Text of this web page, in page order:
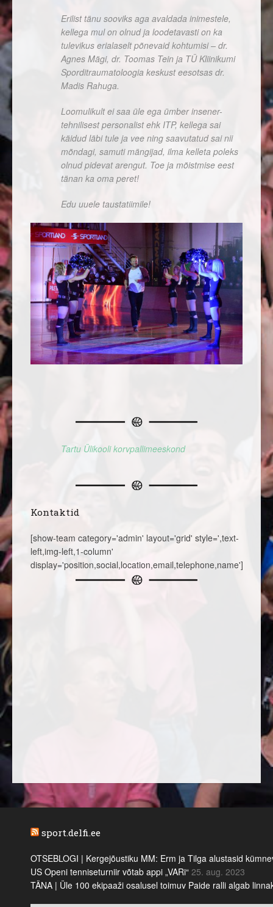
Erilist tänu sooviks aga avaldada inimestele,
kellega mul on olnud ja loodetavasti on ka
tulevikus erialaselt põnevaid kohtumisi – dr.
Agnes Mägi, dr. Toomas Tein ja TÜ Kliinikumi
Sporditraumatoloogia keskust eesotsas dr.
Madis Rahuga.
Loomulikult ei saa üle ega ümber insener-
tehnilisest personalist ehk ITP, kellega sai
käidud läbi tule ja vee ning saavutatud sai nii
mõndagi, samuti mängijad, ilma kelleta poleks
olnud pidevat arengut. Toe ja mõistmise eest
tänan ka oma peret!
Edu uuele taustatiimile!
Tartu Ülikooli korvpallimeeskond
Kontaktid
[show-team category='admin' layout='grid' style=',text-
left,img-left,1-column'
display='position,social,location,email,telephone,name']
sport.delfi.ee
OTSEBLOGI | Kergejõustiku MM: Erm ja Tilga alustasid
US Openi tenniseturniir võtab appi „VARi“ 25. aug. 2023
TÄNA | Üle 100 ekipaaži osalusel toimuv Paide ralli algab